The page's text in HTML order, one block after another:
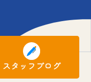
スタッフブログ